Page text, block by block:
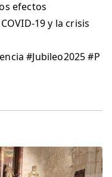
efectos
19 y la crisis
#Jubileo2025 #P